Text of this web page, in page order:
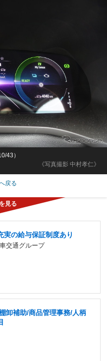
《写真撮影 中村孝仁》
43）
戻る
の給与保証制度あり
交通グループ
卸補助/商品管理事務/人柄